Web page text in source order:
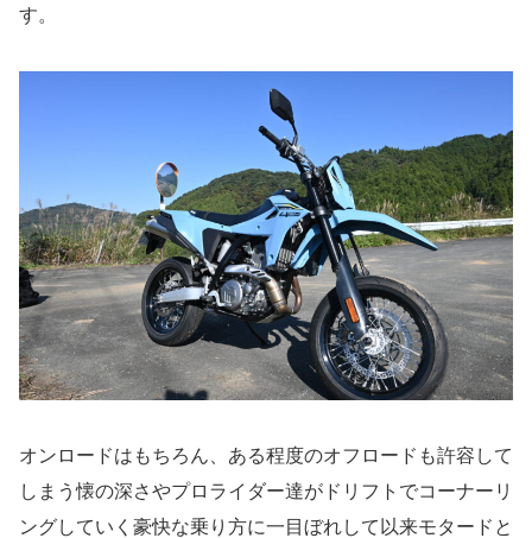
す。
オンロードはもちろん、ある程度のオフロードも許容して
しまう懐の深さやプロライダー達がドリフトでコーナーリ
ングしていく豪快な乗り方に一目ぼれして以来モタードと